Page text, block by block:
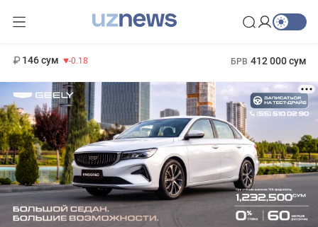
146 сум -0.18 БРВ 412 000 сум